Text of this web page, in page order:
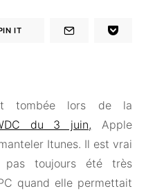
IT
tombée lors de la
du 3 juin, Apple
Itunes. Il est vrai
pas toujours été très
quand elle permettait